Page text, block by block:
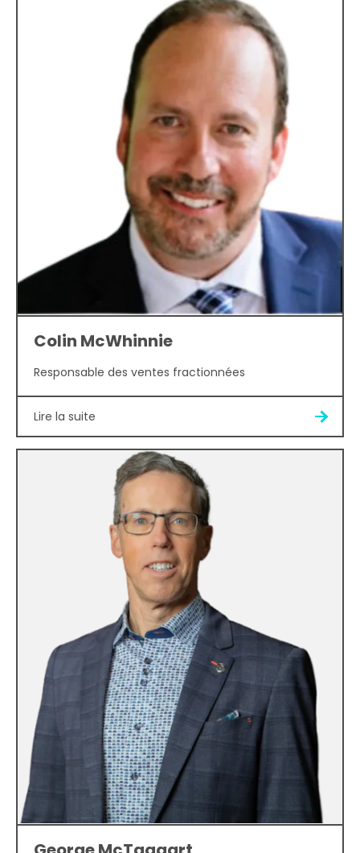
Colin McWhinnie
Responsable des ventes fractionnées
Lire la suite